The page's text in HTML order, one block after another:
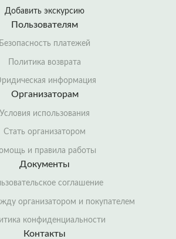
Добавить экскурсию
Пользователям
Безопасность платежей
Политика возврата
информация
Организаторам
Условия использования
Стать организатором
и правила работы
Документы
соглашение
организатором и покупателем
конфиденциальности
Контакты